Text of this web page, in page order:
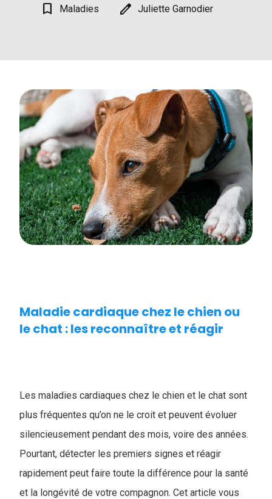
bookmark_border Maladies edit Juliette Garnodier
Maladie cardiaque chez le chien ou
le chat : les reconnaître et réagir
Les maladies cardiaques chez le chien et le chat sont
plus fréquentes qu’on ne le croit et peuvent évoluer
silencieusement pendant des mois, voire des années.
Pourtant, détecter les premiers signes et réagir
rapidement peut faire toute la différence pour la santé
et la longévité de votre compagnon. Cet article vous